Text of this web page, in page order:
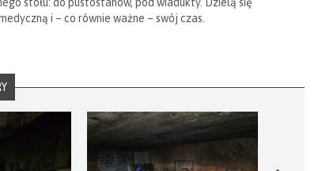
stołu: do pustostanów, pod wiadukty. Dzielą się
i – co równie ważne – swój czas.